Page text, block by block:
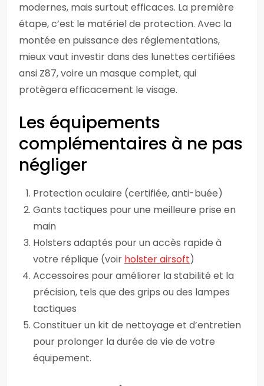
modernes, mais surtout efficaces. La première
étape, c’est le matériel de protection. Avec la
montée en puissance des réglementations,
mieux vaut investir dans des lunettes certifiées
ansi Z87, voire un masque complet, qui
protègera efficacement le visage.
Les équipements
complémentaires à ne pas
négliger
Protection oculaire (certifiée, anti-buée)
Gants tactiques pour une meilleure prise en
main
Holsters adaptés pour un accès rapide à
votre réplique (voir holster airsoft)
Accessoires pour améliorer la stabilité et la
précision, tels que des grips ou des lampes
tactiques
Constituer un kit de nettoyage et d’entretien
pour prolonger la durée de vie de votre
équipement.